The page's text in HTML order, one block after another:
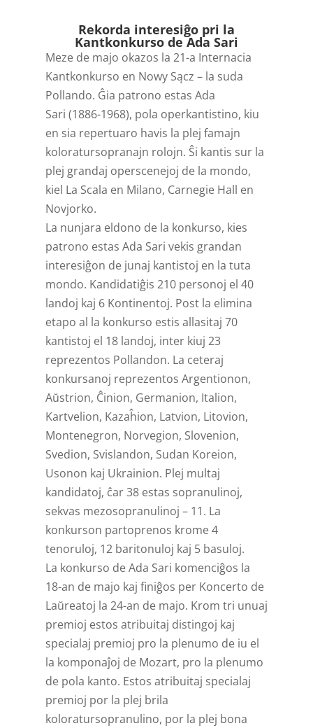
Rekorda interesiĝo pri la
Kantkonkurso de Ada Sari
Meze de majo okazos la 21-a Internacia
Kantkonkurso en Nowy Sącz – la suda
Pollando. Ĝia patrono estas Ada
Sari (1886-1968), pola operkantistino, kiu
en sia repertuaro havis la plej famajn
koloratursopranajn rolojn. Ŝi kantis sur la
plej grandaj operscenejoj de la mondo,
kiel La Scala en Milano, Carnegie Hall en
Novjorko.
La nunjara eldono de la konkurso, kies
patrono estas Ada Sari vekis grandan
interesiĝon de junaj kantistoj en la tuta
mondo. Kandidatiĝis 210 personoj el 40
landoj kaj 6 Kontinentoj. Post la elimina
etapo al la konkurso estis allasitaj 70
kantistoj el 18 landoj, inter kiuj 23
reprezentos Pollandon. La ceteraj
konkursanoj reprezentos Argentionon,
Aŭstrion, Ĉinion, Germanion, Italion,
Kartvelion, Kazaĥion, Latvion, Litovion,
Montenegron, Norvegion, Slovenion,
Svedion, Svislandon, Sudan Koreion,
Usonon kaj Ukrainion. Plej multaj
kandidatoj, ĉar 38 estas sopranulinoj,
sekvas mezosopranulinoj – 11. La
konkurson partoprenos krome 4
tenoruloj, 12 baritonuloj kaj 5 basuloj.
La konkurso de Ada Sari komenciĝos la
18-an de majo kaj finiĝos per Koncerto de
Laŭreatoj la 24-an de majo. Krom tri unuaj
premioj estos atribuitaj distingoj kaj
specialaj premioj pro la plenumo de iu el
la komponaĵoj de Mozart, pro la plenumo
de pola kanto. Estos atribuitaj specialaj
premioj por la plej brila
koloratursopranulino, por la plej bona